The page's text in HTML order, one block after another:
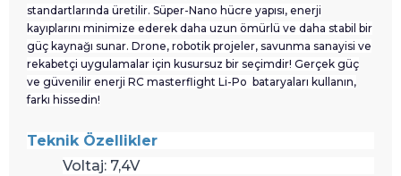
standartlarında üretilir. Süper-Nano hücre yapısı, enerji
kayıplarını minimize ederek daha uzun ömürlü ve daha stabil bir
güç kaynağı sunar. Drone, robotik projeler, savunma sanayisi ve
rekabetçi uygulamalar için kusursuz bir seçimdir! Gerçek güç
ve güvenilir enerji RC masterflight Li-Po bataryaları kullanın,
farkı hissedin!
Teknik Özellikler
Voltaj: 7,4V